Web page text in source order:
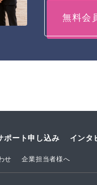
無料会
ポート申し込み インタ
せ 企業担当者様へ